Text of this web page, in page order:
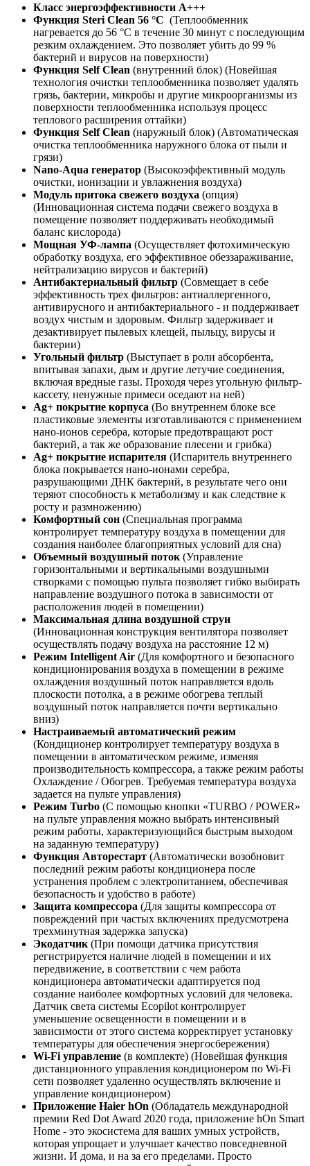
Класс энергоэффективности A+++
Функция Steri Clean 56 °C (Теплообменник
нагревается до 56 °C в течение 30 минут с последующим
резким охлаждением. Это позволяет убить до 99 %
бактерий и вирусов на поверхности)
Функция Self Clean (внутренний блок) (Новейшая
технология очистки теплообменника позволяет удалять
грязь, бактерии, микробы и другие микроорганизмы из
поверхности теплообменника используя процесс
теплового расширения оттайки)
Функция Self Clean (наружный блок) (Автоматическая
очистка теплообменника наружного блока от пыли и
грязи)
Nano-Aqua генератор (Высокоэффективный модуль
очистки, ионизации и увлажнения воздуха)
Модуль притока свежего воздуха (опция)
(Инновационная система подачи свежего воздуха в
помещение позволяет поддерживать необходимый
баланс кислорода)
Мощная УФ-лампа (Осуществляет фотохимическую
обработку воздуха, его эффективное обеззараживание,
нейтрализацию вирусов и бактерий)
Антибактериальный фильтр (Совмещает в себе
эффективность трех фильтров: антиаллергенного,
антивирусного и антибактериального - и поддерживает
воздух чистым и здоровым. Фильтр задерживает и
дезактивирует пылевых клещей, пыльцу, вирусы и
бактерии)
Угольный фильтр (Выступает в роли абсорбента,
впитывая запахи, дым и другие летучие соединения,
включая вредные газы. Проходя через угольную фильтр-
кассету, ненужные примеси оседают на ней)
Ag+ покрытие корпуса (Во внутреннем блоке все
пластиковые элементы изготавливаются с применением
нано-ионов серебра, которые предотвращают рост
бактерий, а так же образование плесени и грибка)
Ag+ покрытие испарителя (Испаритель внутреннего
блока покрывается нано-ионами серебра,
разрушающими ДНК бактерий, в результате чего они
теряют способность к метаболизму и как следствие к
росту и размножению)
Комфортный сон (Специальная программа
контролирует температуру воздуха в помещении для
создания наиболее благоприятных условий для сна)
Объемный воздушный поток (Управление
горизонтальными и вертикальными воздушными
створками с помощью пульта позволяет гибко выбирать
направление воздушного потока в зависимости от
расположения людей в помещении)
Максимальная длина воздушной струи
(Инновационная конструкция вентилятора позволяет
осуществлять подачу воздуха на расстояние 12 м)
Режим Intelligent Air (Для комфортного и безопасного
кондиционирования воздуха в помещении в режиме
охлаждения воздушный поток направляется вдоль
плоскости потолка, а в режиме обогрева теплый
воздушный поток направляется почти вертикально
вниз)
Настраиваемый автоматический режим
(Кондиционер контролирует температуру воздуха в
помещении в автоматическом режиме, изменяя
производительность компрессора, а также режим работы
Охлаждение / Обогрев. Требуемая температура воздуха
задается на пульте управления)
Режим Turbo (С помощью кнопки «TURBO / POWER»
на пульте управления можно выбрать интенсивный
режим работы, характеризующийся быстрым выходом
на заданную температуру)
Функция Авторестарт (Автоматически возобновит
последний режим работы кондиционера после
устранения проблем с электропитанием, обеспечивая
безопасность и удобство в работе)
Защита компрессора (Для защиты компрессора от
повреждений при частых включениях предусмотрена
трехминутная задержка запуска)
Экодатчик (При помощи датчика присутствия
регистрируется наличие людей в помещении и их
передвижение, в соответствии с чем работа
кондиционера автоматически адаптируется под
создание наиболее комфортных условий для человека.
Датчик света системы Ecopilot контролирует
уменьшение освещенности в помещении и в
зависимости от этого система корректирует установку
температуры для обеспечения энергосбережения)
Wi-Fi управление (в комплекте) (Новейшая функция
дистанционного управления кондиционером по Wi-Fi
сети позволяет удаленно осуществлять включение и
управление кондиционером)
Приложение Haier hOn (Обладатель международной
премии Red Dot Award 2020 года, приложение hOn Smart
Home - это экосистема для ваших умных устройств,
которая упрощает и улучшает качество повседневной
жизни. И дома, и на за его пределами. Просто